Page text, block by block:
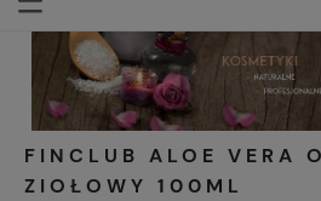
FINCLUB ALOE VERA
ZIOŁOWY 100ML